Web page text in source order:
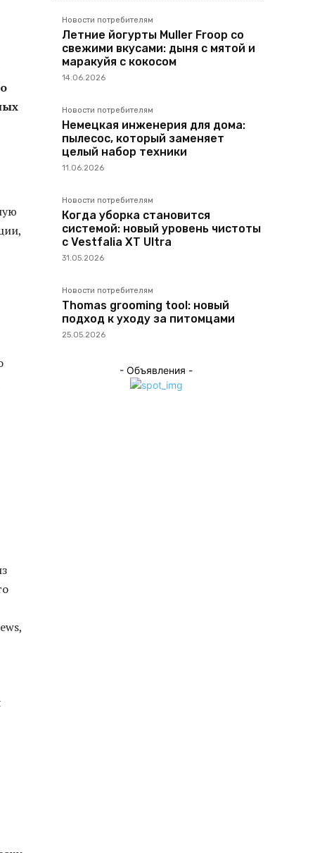
Новости потребителям
Летние йогурты Muller Froop со
свежими вкусами: дыня с мятой и
маракуйя с кокосом
14.06.2026
Новости потребителям
Немецкая инженерия для дома:
пылесос, который заменяет
целый набор техники
11.06.2026
Новости потребителям
Когда уборка становится
системой: новый уровень чистоты
с Vestfalia XT Ultra
31.05.2026
Новости потребителям
Thomas grooming tool: новый
подход к уходу за питомцами
25.05.2026
- Объявления -